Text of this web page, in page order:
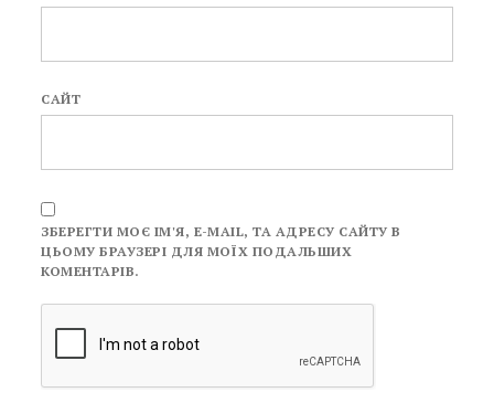
САЙТ
ЗБЕРЕГТИ МОЄ ІМ'Я, E-MAIL, ТА АДРЕСУ САЙТУ В
ЦЬОМУ БРАУЗЕРІ ДЛЯ МОЇХ ПОДАЛЬШИХ
КОМЕНТАРІВ.